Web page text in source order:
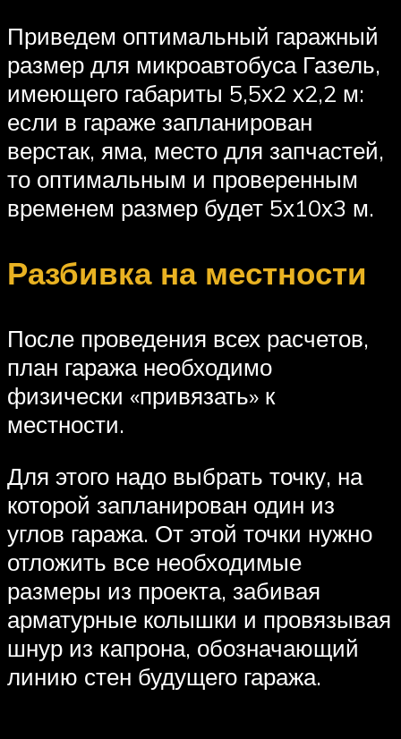
Приведем оптимальный гаражный
размер для микроавтобуса Газель,
имеющего габариты 5,5х2 х2,2 м:
если в гараже запланирован
верстак, яма, место для запчастей,
то оптимальным и проверенным
временем размер будет 5х10х3 м.
Разбивка на местности
После проведения всех расчетов,
план гаража необходимо
физически «привязать» к
местности.
Для этого надо выбрать точку, на
которой запланирован один из
углов гаража. От этой точки нужно
отложить все необходимые
размеры из проекта, забивая
арматурные колышки и провязывая
шнур из капрона, обозначающий
линию стен будущего гаража.